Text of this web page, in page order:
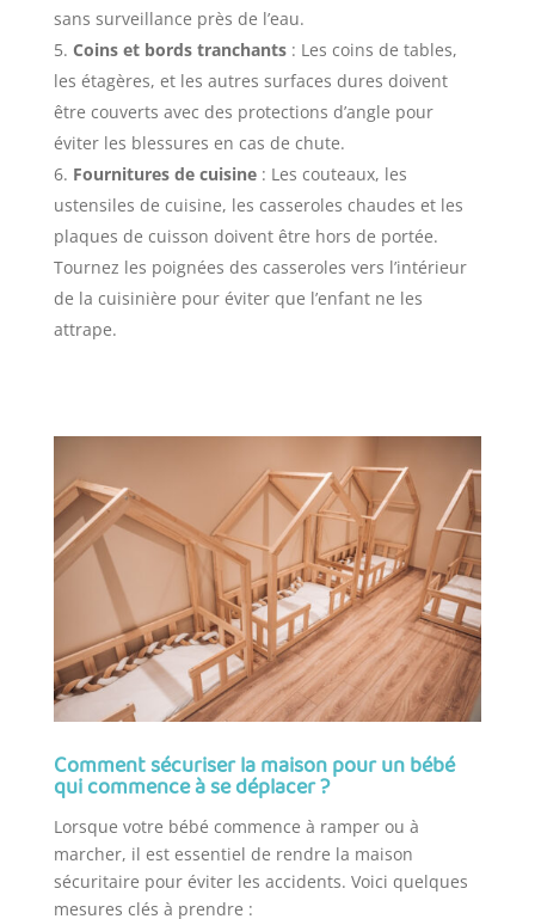
sans surveillance près de l’eau.
Coins et bords tranchants: Les coins de tables,
les étagères, et les autres surfaces dures doivent
être couverts avec des protections d’angle pour
éviter les blessures en cas de chute.
Fournitures de cuisine: Les couteaux, les
ustensiles de cuisine, les casseroles chaudes et les
plaques de cuisson doivent être hors de portée.
Tournez les poignées des casseroles vers l’intérieur
de la cuisinière pour éviter que l’enfant ne les
attrape.
Comment sécuriser la maison pour un bébé
qui commence à se déplacer ?
Lorsque votre bébé commence à ramper ou à
marcher, il est essentiel de rendre la maison
sécuritaire pour éviter les accidents. Voici quelques
mesures clés à prendre :